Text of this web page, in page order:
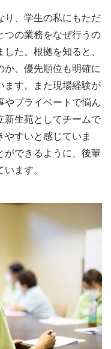
り、学生の私にもただ
つの業務をなぜ行うの
た。根拠を知ると、
か、優先順位も明確に
ます。また現場経験が
やプライベートで悩ん
新生苑としてチームで
すいと感じていま
ができるように、後輩
ます。